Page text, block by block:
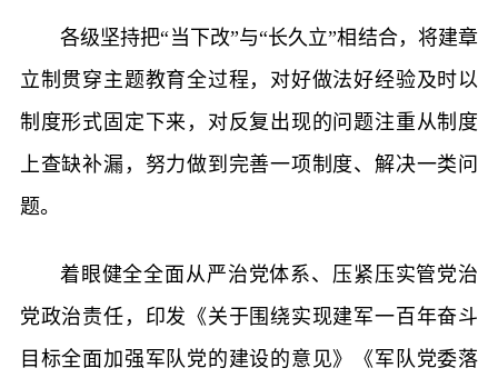
各级坚持把“当下改”与“长久立”相结合，将建章
立制贯穿主题教育全过程，对好做法好经验及时以
制度形式固定下来，对反复出现的问题注重从制度
上查缺补漏，努力做到完善一项制度、解决一类问
题。
着眼健全全面从严治党体系、压紧压实管党治
党政治责任，印发《关于围绕实现建军一百年奋斗
目标全面加强军队党的建设的意见》《军队党委落